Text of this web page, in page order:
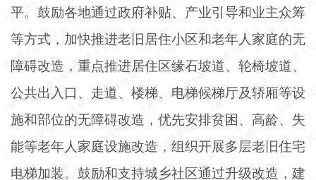
平。鼓励各地通过政府补贴、产业引导和业主众筹
等方式，加快推进老旧居住小区和老年人家庭的无
障碍改造，重点推进居住区缘石坡道、轮椅坡道、
公共出入口、走道、楼梯、电梯候梯厅及轿厢等设
施和部位的无障碍改造，优先安排贫困、高龄、失
能等老年人家庭设施改造，组织开展多层老旧住宅
电梯加装。鼓励和支持城乡社区通过升级改造，建